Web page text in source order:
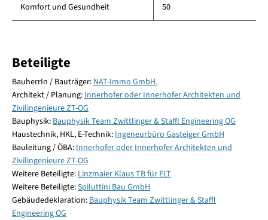
Komfort und Gesundheit 50
Beteiligte
BauherrIn / Bauträger: NAT-Immo GmbH.
Architekt / Planung: Innerhofer oder Innerhofer Architekten und
Zivilingenieure ZT-OG
Bauphysik: Bauphysik Team Zwittlinger & Staffl Engineering OG
Haustechnik, HKL, E-Technik: Ingeneurbüro Gasteiger GmbH
Bauleitung / ÖBA: Innerhofer oder Innerhofer Architekten und
Zivilingenieure ZT-OG
Weitere Beteiligte: Linzmaier Klaus TB für ELT
Weitere Beteiligte:Spiluttini Bau GmbH
Gebäudedeklaration: Bauphysik Team Zwittlinger & Staffl
Engineering OG